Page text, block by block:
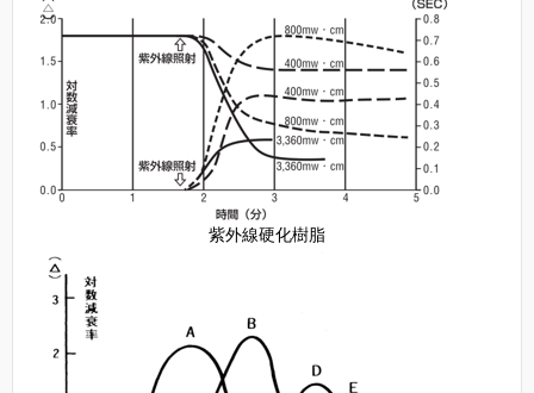
紫外線硬化樹脂